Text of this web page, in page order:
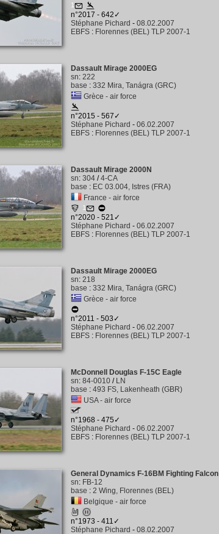
1
n°2017 - 642✓
Stéphane Pichard - 08.02.2007
EBFS : Florennes (BEL) TLP 2007-1
Dassault Mirage 2000EG
sn: 222
base : 332 Mira, Tanágra (GRC)
Grèce - air force
n°2015 - 567✓
Stéphane Pichard - 06.02.2007
EBFS : Florennes (BEL) TLP 2007-1
Dassault Mirage 2000N
sn: 304 /4-CA
base : EC 03.004, Istres (FRA)
France - air force
1
n°2020 - 521✓
Stéphane Pichard - 06.02.2007
EBFS : Florennes (BEL) TLP 2007-1
Dassault Mirage 2000EG
sn: 218
base : 332 Mira, Tanágra (GRC)
Grèce - air force
n°2011 - 503✓
Stéphane Pichard - 06.02.2007
EBFS : Florennes (BEL) TLP 2007-1
McDonnell Douglas F-15C Eagle
sn: 84-0010 / LN
base : 493 FS, Lakenheath (GBR)
USA - air force
n°1968 - 475✓
Stéphane Pichard - 06.02.2007
EBFS : Florennes (BEL) TLP 2007-1
General Dynamics F-16BM Fighting Falcon
sn: FB-12
base : 2 Wing, Florennes (BEL)
Belgique - air force
n°1973 - 411✓
Stéphane Pichard - 08.02.2007